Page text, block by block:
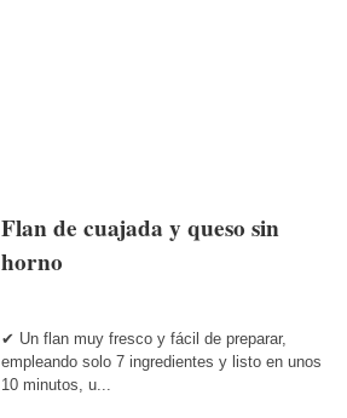
Flan de cuajada y queso sin
horno
✔ Un flan muy fresco y fácil de preparar,
empleando solo 7 ingredientes y listo en unos
10 minutos, u...